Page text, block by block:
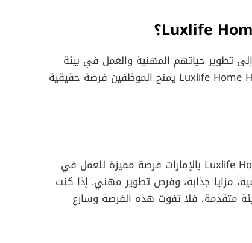
تطوير حياتهم المهنية والعمل في بيئة
تقدم الدعم المستمر والتقدير للجهود. العمل مع Luxlife Home Healthcare يمنح الموظفين فرصة حقيقية
تعد وظيفة Registered Nurse في شركة Luxlife Home Healthcare بالإمارات فرصة مميزة للعمل في
مزايا جذابة، وفرص تطوير مهني. إذا كنت
متقدمة، فلا تفوت هذه الفرصة وسارع